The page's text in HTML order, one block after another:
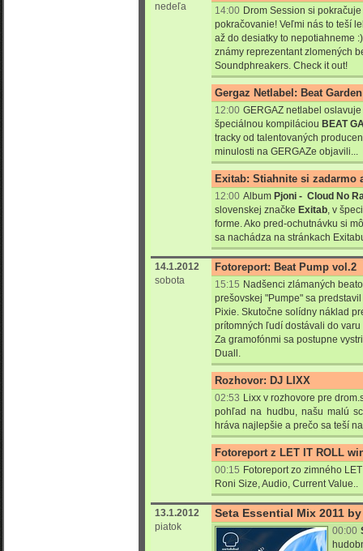
nedeľa
14:00 Drom Session si
pokračovanie! Veľmi nás to teší
až do desiatky to nepotiahneme
známy reprezentant zlomených
Soundphreakers. Check it out!
Gergaz Netlabel: Beat
12:00 GERGAZ netlabel
špeciálnou kompiláciou BEAT
tracky od talentovaných
minulosti na GERGAZe objavili...
Exitab: Stiahnite si
12:00 Album Pjoni - Cloud No
slovenskej značke Exitab, v
forme. Ako pred-ochutnávku si
sa nachádza na stránkach
14.1.2012
sobota
Fotoreport: Beat Pump vol.2
15:15 Nadšenci zlámaných
prešovskej "Pumpe" sa
Pixie. Skutočne solídny náklad
prítomných ľudí dostávali do
Za gramofónmi sa postupne
Duall.
Rozhovor: DJ LIXX
02:53 Lixx v rozhovore pre
pohľad na hudbu, našu malú
hráva najlepšie a prečo sa teší
Fotoreport z LET IT ROLL
00:15 Fotoreport zo zimného
Roni Size, Audio, Current Value..
13.1.2012
piatok
Seta Essential Mix 2011
00:00